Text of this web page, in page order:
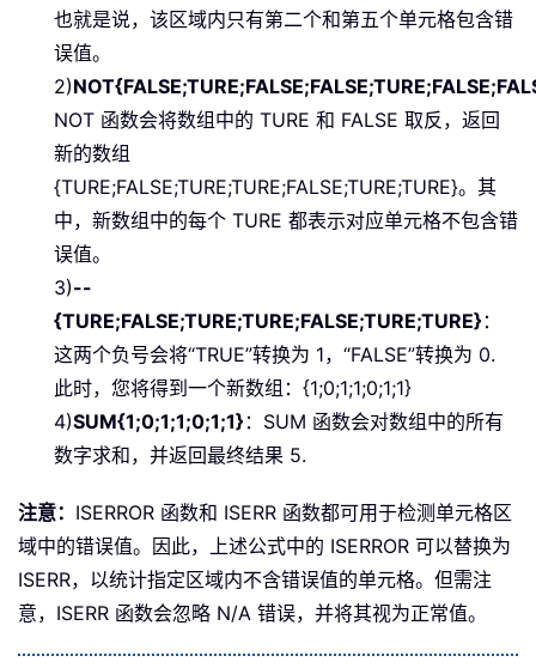
也就是说，该区域内只有第二个和第五个单元格包含错
误值。
2)
NOT 函数会将数组中的 TURE 和 FALSE 取反，返回
新的数组
{TURE;FALSE;TURE;TURE;FALSE;TURE;TURE}。其
中，新数组中的每个 TURE 都表示对应单元格不包含错
误值。
3)--
{TURE;FALSE;TURE;TURE;FALSE;TURE;TURE} ：
这两个负号会将“TRUE”转换为 1，“FALSE”转换为 0.
此时，您将得到一个新数组：{1;0;1;1;0;1;1}
4)SUM{1;0;1;1;0;1;1} ：SUM 函数会对数组中的所有
数字求和，并返回最终结果 5.
注意： ISERROR 函数和 ISERR 函数都可用于检测单元格区
域中的错误值。因此，上述公式中的 ISERROR 可以替换为
ISERR，以统计指定区域内不含错误值的单元格。但需注
意，ISERR 函数会忽略 N/A 错误，并将其视为正常值。